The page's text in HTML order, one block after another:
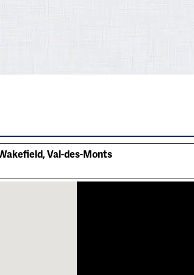
Val-des-Monts